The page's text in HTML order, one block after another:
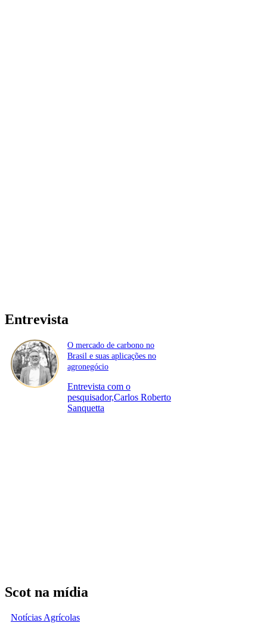
Entrevista
O mercado de carbono no
Brasil e suas aplicações no
agronegócio
Entrevista com o
pesquisador,Carlos Roberto
Sanquetta
Scot na mídia
Notícias Agrícolas